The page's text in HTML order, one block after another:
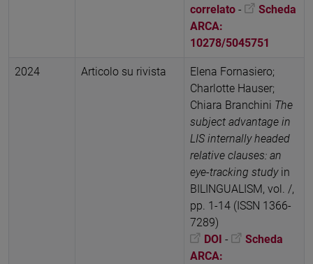
correlato -
Scheda
ARCA:
10278/5045751
2024 Articolo su rivista
Elena Fornasiero;
Charlotte Hauser;
Chiara Branchini The
subject advantage in
LIS internally headed
relative clauses: an
eye-tracking study in
BILINGUALISM, vol. /,
pp. 1-14 (ISSN 1366-
7289)
DOI -
Scheda
ARCA: